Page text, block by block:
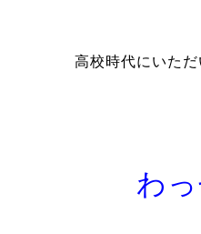
高校時代にいた
わ